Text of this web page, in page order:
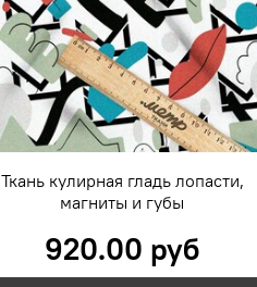
Ткань кулирная гладь лопасти,
магниты и губы
920.00 руб